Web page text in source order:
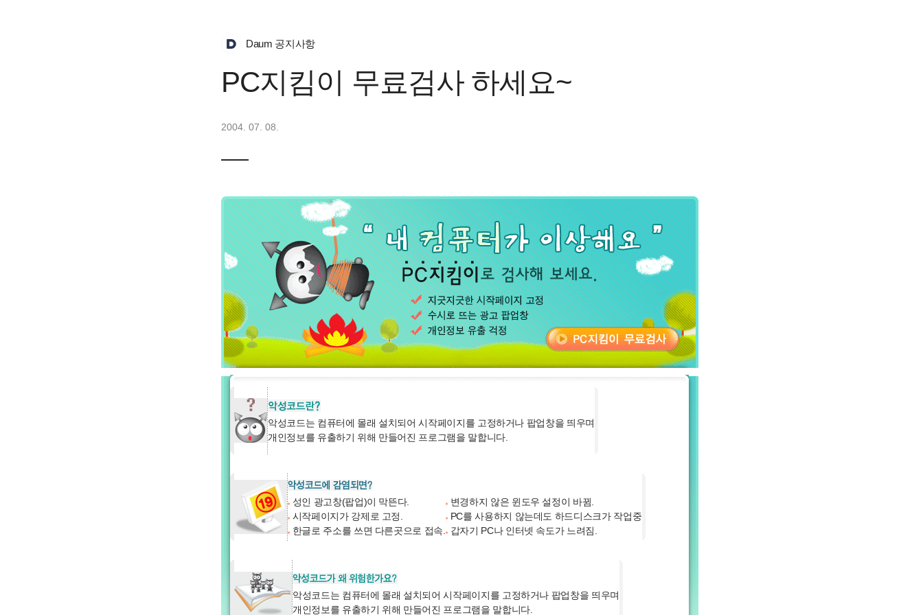
Daum 공지사항
PC지킴이 무료검사 하세요~
2004. 07. 08.
악성코드는 컴퓨터에 몰래 설치되어 시작페이지를 고정하거나 팝업창을 띄우며
개인정보를 유출하기 위해 만들어진 프로그램을 말합니다.
성인 광고창(팝업)이 막뜬다.
변경하지 않은 윈도우 설정이 바뀜.
시작페이지가 강제로 고정.
PC를 사용하지 않는데도 하드디스크가 작업중
한글로 주소를 쓰면 다른곳으로 접속.
갑자기 PC나 인터넷 속도가 느려짐.
악성코드는 컴퓨터에 몰래 설치되어 시작페이지를 고정하거나 팝업창을 띄우며
개인정보를 유출하기 위해 만들어진 프로그램을 말합니다.